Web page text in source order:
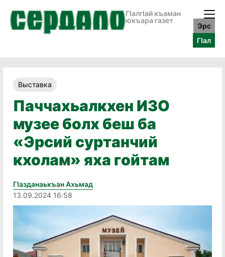
ГӀалгӀай къаман
юкъара газет
Эрс
ГӀал
Выставка
Паччахьалкхен ИЗО
музее болх беш ба
«Эрсий суртанчий
кхолам» яха гойтам
Гӏазданаькъан Ахьмад
13.09.2024 16:58